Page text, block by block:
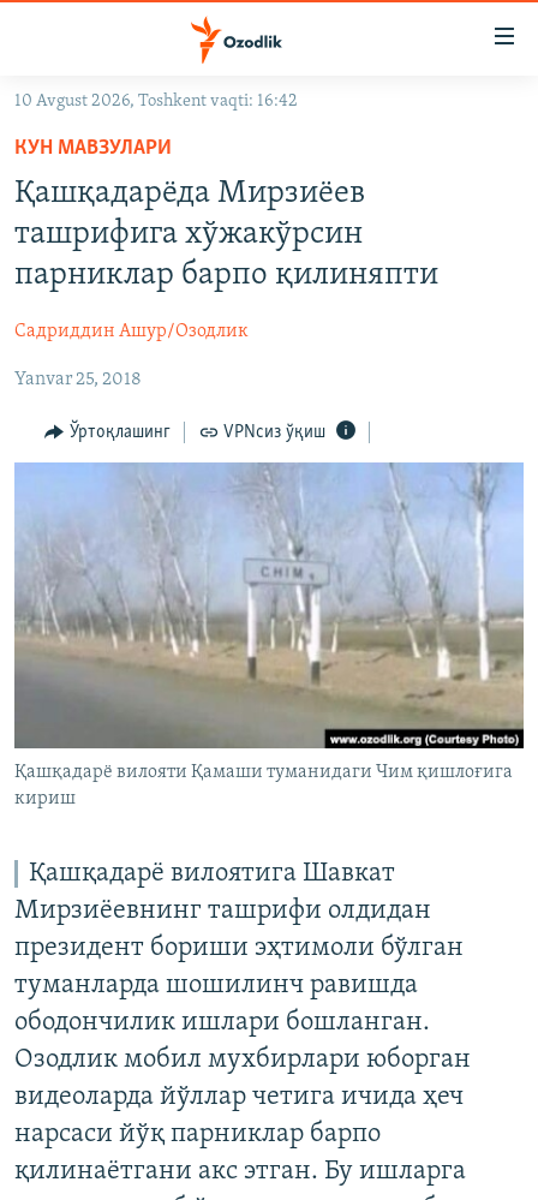
Асосий
навигацияга
ўтинг
Қидиришга
ўтинг
OZODARXIV
На русском
ИЖТИМОИЙ ТАРМОҚЛАР
Озодлик бошқа тилларда
10 Avgust 2026, Toshkent vaqti: 16:42
КУН МАВЗУЛАРИ
Қашқадарёда Мирзиёев
ташрифига хўжакўрсин
парниклар барпо қилиняпти
Садриддин Ашур/Озодлик
Yanvar 25, 2018
Ўртоқлашинг VPNсиз ўқиш
Қашқадарë вилояти Қамаши туманидаги Чим қишлоғига
кириш
Қашқадарё вилоятига Шавкат
Мирзиёевнинг ташрифи олдидан
президент бориши эҳтимоли бўлган
туманларда шошилинч равишда
ободончилик ишлари бошланган.
Озодлик мобил мухбирлари юборган
видеоларда йўллар четига ичида ҳеч
нарсаси йўқ парниклар барпо
қилинаётгани акс этган. Бу ишларга